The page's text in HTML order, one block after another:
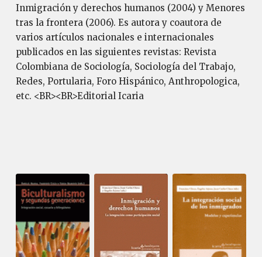
Inmigración y derechos humanos (2004) y Menores
tras la frontera (2006). Es autora y coautora de
varios artículos nacionales e internacionales
publicados en las siguientes revistas: Revista
Colombiana de Sociología, Sociología del Trabajo,
Redes, Portularia, Foro Hispánico, Anthropologica,
etc. <BR><BR>Editorial Icaria